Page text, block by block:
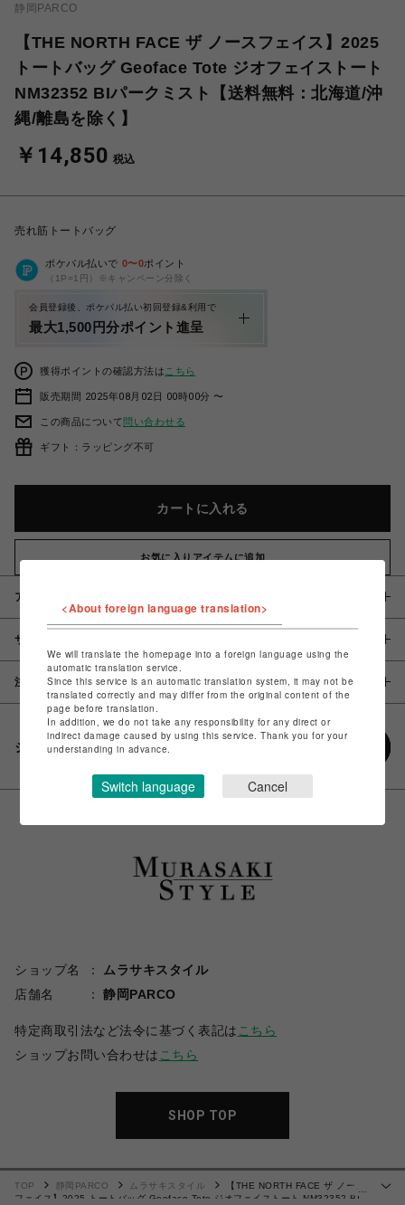
静岡PARCO
【THE NORTH FACE ザ ノースフェイス】2025
トートバッグ Geoface Tote ジオフェイストート
NM32352 BIパークミスト【送料無料：北海道/沖
縄/離島を除く】
￥14,850 税込
売れ筋トートバッグ
ポケパル払いで 0〜0ポイント
（1P=1円）※キャンペーン分除く
会員登録後、ポケパル払い初回登録&利用で
最大1,500円分ポイント進呈
獲得ポイントの確認方法は こちら
販売期間 2025年08月02日 00時00分 〜
この商品について問い合わせる
ギフト：ラッピング不可
カートに入れる
お気に入りアイテムに追加
アイテム説明 / 素材
サイズ
注意事項
シェアする
ショップ名
ムラサキスタイル
店舗名
静岡PARCO
特定商取引法など法令に基づく表記は こちら
ショップお問い合わせは こちら
SHOP TOP
…
TOP 静岡PARCO ムラサキスタイル
【THE NORTH FACE ザ ノース
フェイス】2025 トートバッグ Geoface Tote ジオフェイストート NM32352 BI
<About foreign language translation>
We will translate the homepage into a foreign language using the
automatic translation service.
Since this service is an automatic translation system, it may not be
translated correctly and may differ from the original content of the
page before translation.
In addition, we do not take any responsibility for any direct or
indirect damage caused by using this service. Thank you for your
understanding in advance.
Switch language Cancel